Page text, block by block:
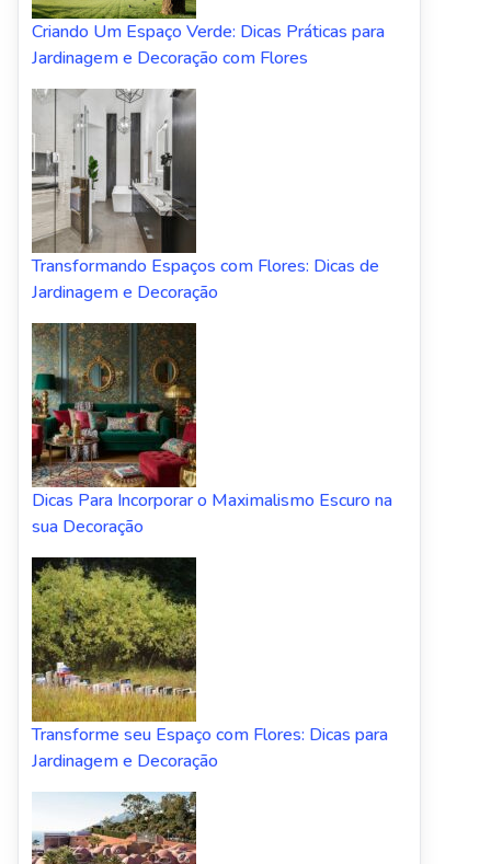
Criando Um Espaço Verde: Dicas Práticas para
Jardinagem e Decoração com Flores
Transformando Espaços com Flores: Dicas de
Jardinagem e Decoração
Dicas Para Incorporar o Maximalismo Escuro na
sua Decoração
Transforme seu Espaço com Flores: Dicas para
Jardinagem e Decoração